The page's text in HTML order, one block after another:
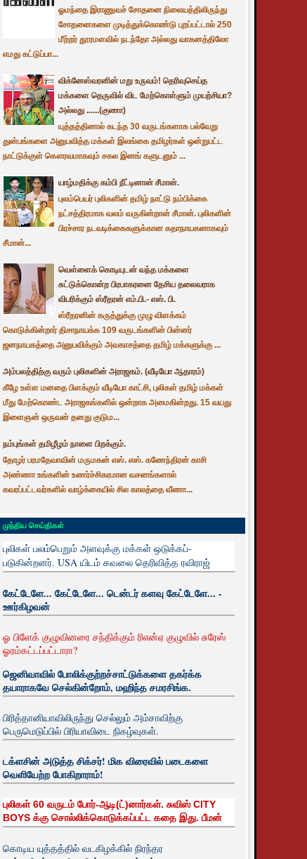
ஓமந்தை இராணுவச் சோதனை நிலையத்திலிருந்து
சோதனைகளை முடித்துக்கொண்டு புறப்பட்டால் 250
மீற்றர் தூரமளவில் நடந்தோ அல்லது வாகனத்திலோ
எமது கட்டுப்பா...
விக்னேஸ்வரனின் மறு உருவம்! தெரிவுசெய்த
மக்களை தெருவில் விட மேற்கொள்ளும் முயற்சியா?
அல்லது ......(குணா)
யுத்தத்தினால் கடந்த 30 வருடங்களாக பல்வேறு
துன்பங்களை அனுபவித்த மக்கள் இலங்கை தமிழர்கள் ஒன்றுபட்ட
நாட்டுக்குள் கௌரவமாகவும் சகல இனங் களுடனும் ...
யாழ்மதிக்கு கம்பி நீட்டினான் சீமான்.
புலம்பெயர் புலிகளின் தமிழ் நாட்டு நம்பிக்கை
நட்சத்திரமாக வலம் வருகின்றான் சீமான். புலிகளின்
பிரச்சார நடவடிக்கைகளுக்கான கதாநாயகனாகவும்
சீமான்...
வெள்ளைக் கொடியுடன் வந்த மக்களை
சுட்டுக்கொன்ற பிரபாகரனை தேசிய தலைவராக
விபரிக்கும் ஸ்ரீதரன் எம்.பி.- எஸ். பி.
ஸ்ரீதரனின் கருத்துக்கு முழு விளக்கம்
கொடுக்கின்றார் திசாநாயக்க 109 வருடங்களின் பின்னர்
ஜனநாயகத்தை அனுபவிக்கும் அவகாசத்தை தமிழ் மக்களுக்கு ...
அம்பலத்திற்கு வரும் புலிகளின் அராஜகம். (வீடியோ ஆதாரம்)
கீழே உள்ள மனதை பிளக்கும் வீடியோ காட்சி, புலிகள் தமிழ் மக்கள்
மீது மேற்கொண்ட அராஜகங்களில் ஒன்றாக அமைகின்றது. 15 வயது
இளைஞன் ஒருவன் தனது குடும...
நம்புங்கள் தமிழீழம் நாளை பிறக்கும்.
தோழர் பரமதேவாவின் மருமகன் எஸ். எஸ். கணேந்திரன் காசி
அண்ணா உங்களின் உணர்ச்சிகரமான வசனங்களால்
கவரப்பட்டவர்களில் வாழ்க்கையில் சில காலத்தை வீணா...
முந்திய செய்திகள்
புலிகள் பலம்பெறும் அளவுக்கு மக்கள் ஒடுக்கப்-
படுகின்றனர். USA யிடம் கவலை தெரிவித்த ரவிராஜ்
கேட்டேளே... கேட்டேளே... டென்டர் களவு கேட்டேளே... -
ஊர்கிழவன்
ஓ பிளேக் குழுவினரை சந்திக்கும் ரிஎன்ஏ குழுவில் சுரேஸ்
ஓரம்கட்டப்பட்டாரா?
ஜெனிவாவில் போலிக்குற்றச்சாட்டுக்களை தகர்க்க
தயாராகவே செல்கின்றோம், மஹிந்த சமரசிங்க.
பிரித்தானியாவிலிருந்து செல்லும் அம்சாவிற்கு
பெருமெடுப்பில் பிரியாவிடை நிகழ்வுகள்.
டக்ளசின் அடுத்த சிக்சர்! மிக விரைவில் படைகளை
வெளியேற்ற போகிறாராம்!
புலிகள் 60 வருடம் போர்-ஆடி(ட்)னார்கள். சுவிஸ் CITY
BOYS க்கு சொல்லிக்கொடுக்கப்பட்ட கதை இது. பீமன்
கொடிய யுத்தத்தில் வடகிழக்கில் நிரந்தர